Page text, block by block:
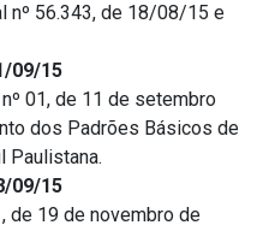
nº 56.343, de 18/08/15 e
09/15
01, de 11 de setembro
dos Padrões Básicos de
Paulistana.
09/15
de 19 de novembro de